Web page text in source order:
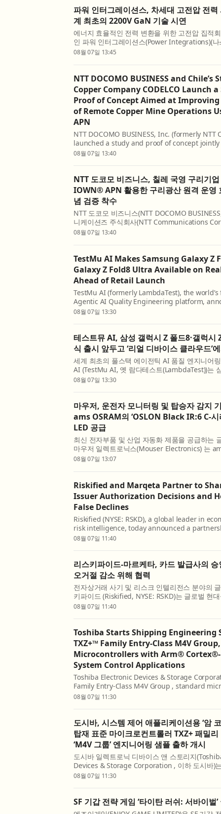
파워 인터그레이션스, 차세대 고전압 전
계 최초의 2200V GaN 기술 시연
에너지 효율적인 전력 변환을 위한 고전압 집적
인 파워 인터그레이션스(Power Integrations)(나
PowiGaN™ 질화갈륨(GaN) 기술의 정격 전압이
08월 07일 13:45
NTT DOCOMO BUSINESS and Chile’s
Copper Company CODELCO Launch
Proof of Concept Aimed at
of Remote Copper Mine Operations
APN
NTT DOCOMO BUSINESS, Inc. (formerly
launched a study and proof of concept
Chile (CODELCO) to progress remote
08월 07일 13:40
NTT 도코모 비즈니스, 칠레 국영 구리기업
IOWN® APN 활용한 구리광산 원격 운영
념 검증 착수
NTT 도코모 비즈니스(NTT DOCOMO
니케이션즈 주식회사(NTT Communications
IOWN® 올포토닉스 네트워크(All-Photonics
공사(Corp...
08월 07일 13:40
TestMu AI Makes Samsung Galaxy Z
Galaxy Z Fold8 Ultra Available on
Ahead of Retail Launch
TestMu AI (formerly LambdaTest), the
Agentic AI Quality Engineering platform,
Samsung Galaxy Z Fold8 and Galaxy Z Fold8
08월 07일 13:30
테스트뮤 AI, 삼성 갤럭시 Z 폴드8·갤럭시
식 출시 앞두고 ‘리얼 디바이스 클라우드’
세계 최초의 풀스택 에이전틱 AI 품질 엔지니어
AI (TestMu AI, 옛 람다테스트(LambdaTest))는
과 갤럭시 Z 폴드8 울트라를 자사의 리얼 디바이
08월 07일 13:30
마우저, 운전자 모니터링 및 탑승자 감지
ams OSRAM의 ‘OSLON Black IR:6 C-시
LED 공급
최신 전자부품 및 산업 자동화 제품을 공급하는
마우저 일렉트로닉스(Mouser Electronics) 는
운 OSLON® Black IR:6 C-시리즈 LED를 공급한
08월 07일 13:07
Riskified and Marqeta Partner to
Issuer Authorization Decisions and
False Declines
Riskified (NYSE: RSKD), a global leader in
risk intelligence, today announced a
(NASDAQ: MQ), the global modern card
08월 07일 11:40
리스키파이드-마르케타, 카드 발급사의
오거절 감소 위해 협력
전자상거래 사기 및 리스크 인텔리전스 분야의
키파이드 (Riskified, NYSE: RSKD)는 글로벌 현
마르케타 (Marqeta, 나스닥: MQ)와 파트너십을
08월 07일 11:40
Toshiba Starts Shipping Engineering
TXZ+™ Family Entry‑Class M4V
Microcontrollers with Arm®
System Control Applications
Toshiba Electronic Devices & Storage
Family Entry-Class M4V Group , standard
Cortex®-M4 core with a floating-point unit
08월 07일 11:30
도시바, 시스템 제어 애플리케이션용 ‘암
탑재 표준 마이크로컨트롤러 TXZ+ 패밀
‘M4V 그룹’ 엔지니어링 샘플 출하 개시
도시바 일렉트로닉 디바이스 앤 스토리지
Devices & Storage Corporation , 이하 도시바)
트리 클래스 M4V 그룹 을 발표했다. 이 신제품
08월 07일 11:30
SF 기갑 전략 게임 ‘타이탄 러쉬: 서바이벌